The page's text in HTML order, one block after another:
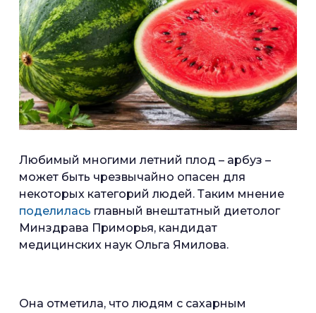
Любимый многими летний плод – арбуз –
может быть чрезвычайно опасен для
некоторых категорий людей. Таким мнение
поделилась главный внештатный диетолог
Минздрава Приморья, кандидат
медицинских наук Ольга Ямилова.
Она отметила, что людям с сахарным